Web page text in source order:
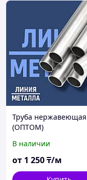
Труба нержавеющая
(ОПТОМ)
В наличии
от 1 250₸/м